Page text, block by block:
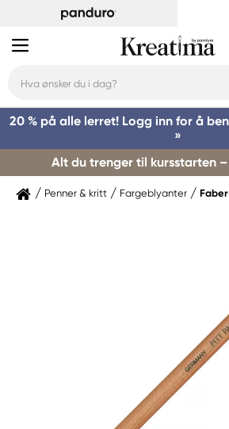
20 % på alle lerret! Logg inn for å
»
Alt du trenger til kursstarten
Penner & kritt Fargeblyanter